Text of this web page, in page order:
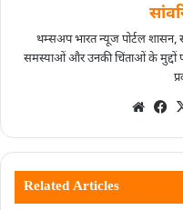
थम्सअप भारत न्यूज पोर्टल
समस्याओं और उनकी चिंताओं के मुद्दों
Related Articles